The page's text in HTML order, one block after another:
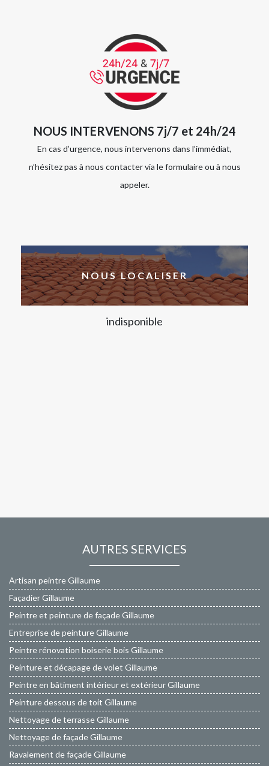
NOUS INTERVENONS 7j/7 et 24h/24
En cas d’urgence, nous intervenons dans l’immédiat,
n’hésitez pas à nous contacter via le formulaire ou à nous
appeler.
NOUS LOCALISER
indisponible
AUTRES SERVICES
Artisan peintre Gillaume
Façadier Gillaume
Peintre et peinture de façade Gillaume
Entreprise de peinture Gillaume
Peintre rénovation boiserie bois Gillaume
Peinture et décapage de volet Gillaume
Peintre en bâtiment intérieur et extérieur Gillaume
Peinture dessous de toit Gillaume
Nettoyage de terrasse Gillaume
Nettoyage de façade Gillaume
Ravalement de façade Gillaume